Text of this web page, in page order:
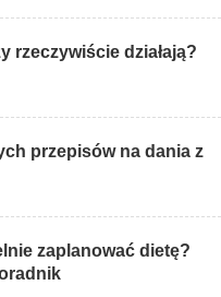
rzeczywiście działają?
przepisów na dania z
zaplanować dietę?